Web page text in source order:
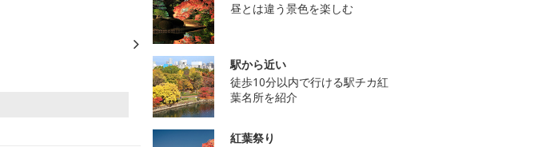
昼とは違う景色を楽しむ
駅から近い
徒歩10分以内で行ける駅チカ紅
葉名所を紹介
紅葉祭り